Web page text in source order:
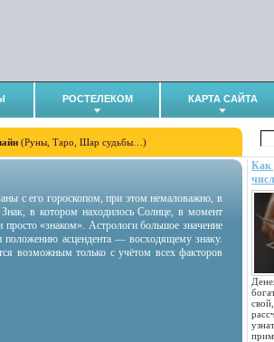
РОСТЕЛЕКОМ КАРТА САЙТА
(Руны, Таро, Шар судьбы…)
Как
с его гороскопом, при этом немаловажно, в
в котором находилось Солнце, в момент
«знаком». Астрологи большое значение
асцендента — восходящему знаку.
возможным только с учётом всех факторов